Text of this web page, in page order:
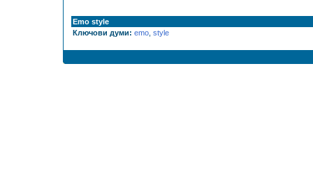
Emo style
Ключови думи: emo style